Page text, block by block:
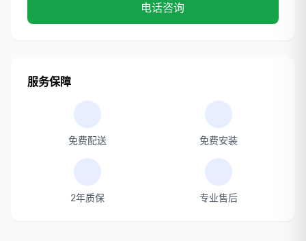
电话咨询
服务保障
免费配送 免费安装
2年质保 专业售后